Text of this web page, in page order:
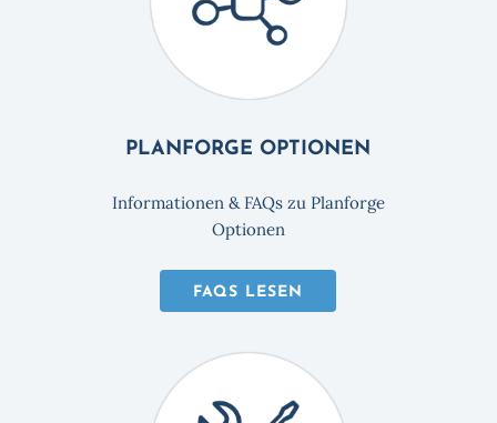
PLANFORGE OPTIONEN
Informationen & FAQs zu Planforge
Optionen
FAQS LESEN